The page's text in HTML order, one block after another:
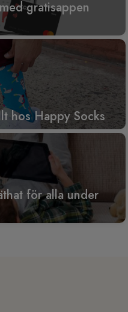
gratisappen
hos Happy Socks
för alla under